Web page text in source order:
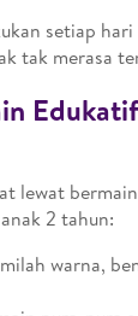
setiap hari
tak merasa
lewat
2 tahun:
warna,